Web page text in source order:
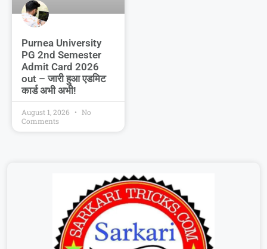
Purnea University
PG 2nd Semester
Admit Card 2026
out – जारी हुआ एडमिट
कार्ड अभी अभी!
August 1, 2026
No
Comments